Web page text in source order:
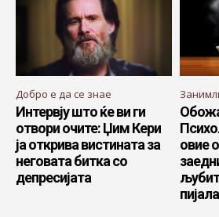
Добро е да се знае
Интервју што ќе ви ги
отвори очите: Џим Кери
ја открива вистината за
неговата битка со
депресијата
овие